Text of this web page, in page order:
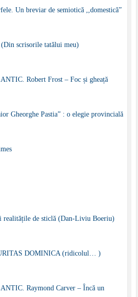
Un breviar de semiotică ,,domestică”
(Din scrisorile tatălui meu)
Robert Frost – Foc și gheață
Gheorghe Pastia” : o elegie provincială
realitățile de sticlă (Dan-Liviu Boeriu)
DOMINICA (ridicolul… )
Raymond Carver – Încă un